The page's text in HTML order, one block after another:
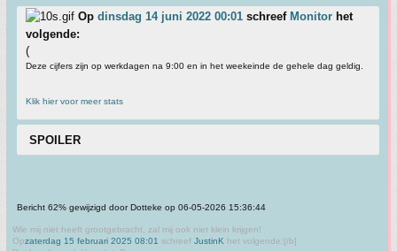
Op dinsdag 14 juni 2022 00:01 schreef Monitor het
volgende:
(
Deze cijfers zijn op werkdagen na 9:00 en in het weekeinde de gehele dag geldig.
Klik hier voor meer stats
SPOILER
Bericht 62% gewijzigd door Dotteke op 06-05-2026 15:36:44
Wie mij niet heeft grootgebracht, zal mij ook niet klein krijgen!
Opzaterdag 15 februari 2025 08:01 schreef JustinK het volgende:[/b]